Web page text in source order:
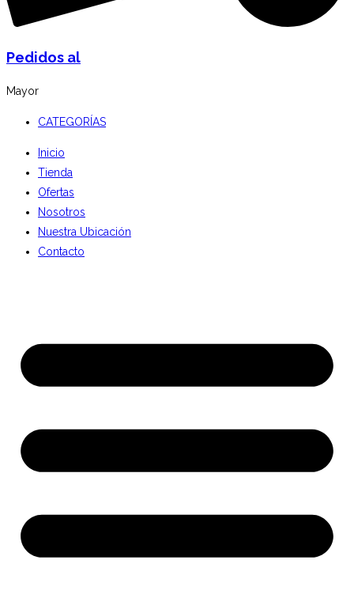
Pedidos al
Mayor
CATEGORÍAS
Inicio
Tienda
Ofertas
Nosotros
Nuestra Ubicación
Contacto